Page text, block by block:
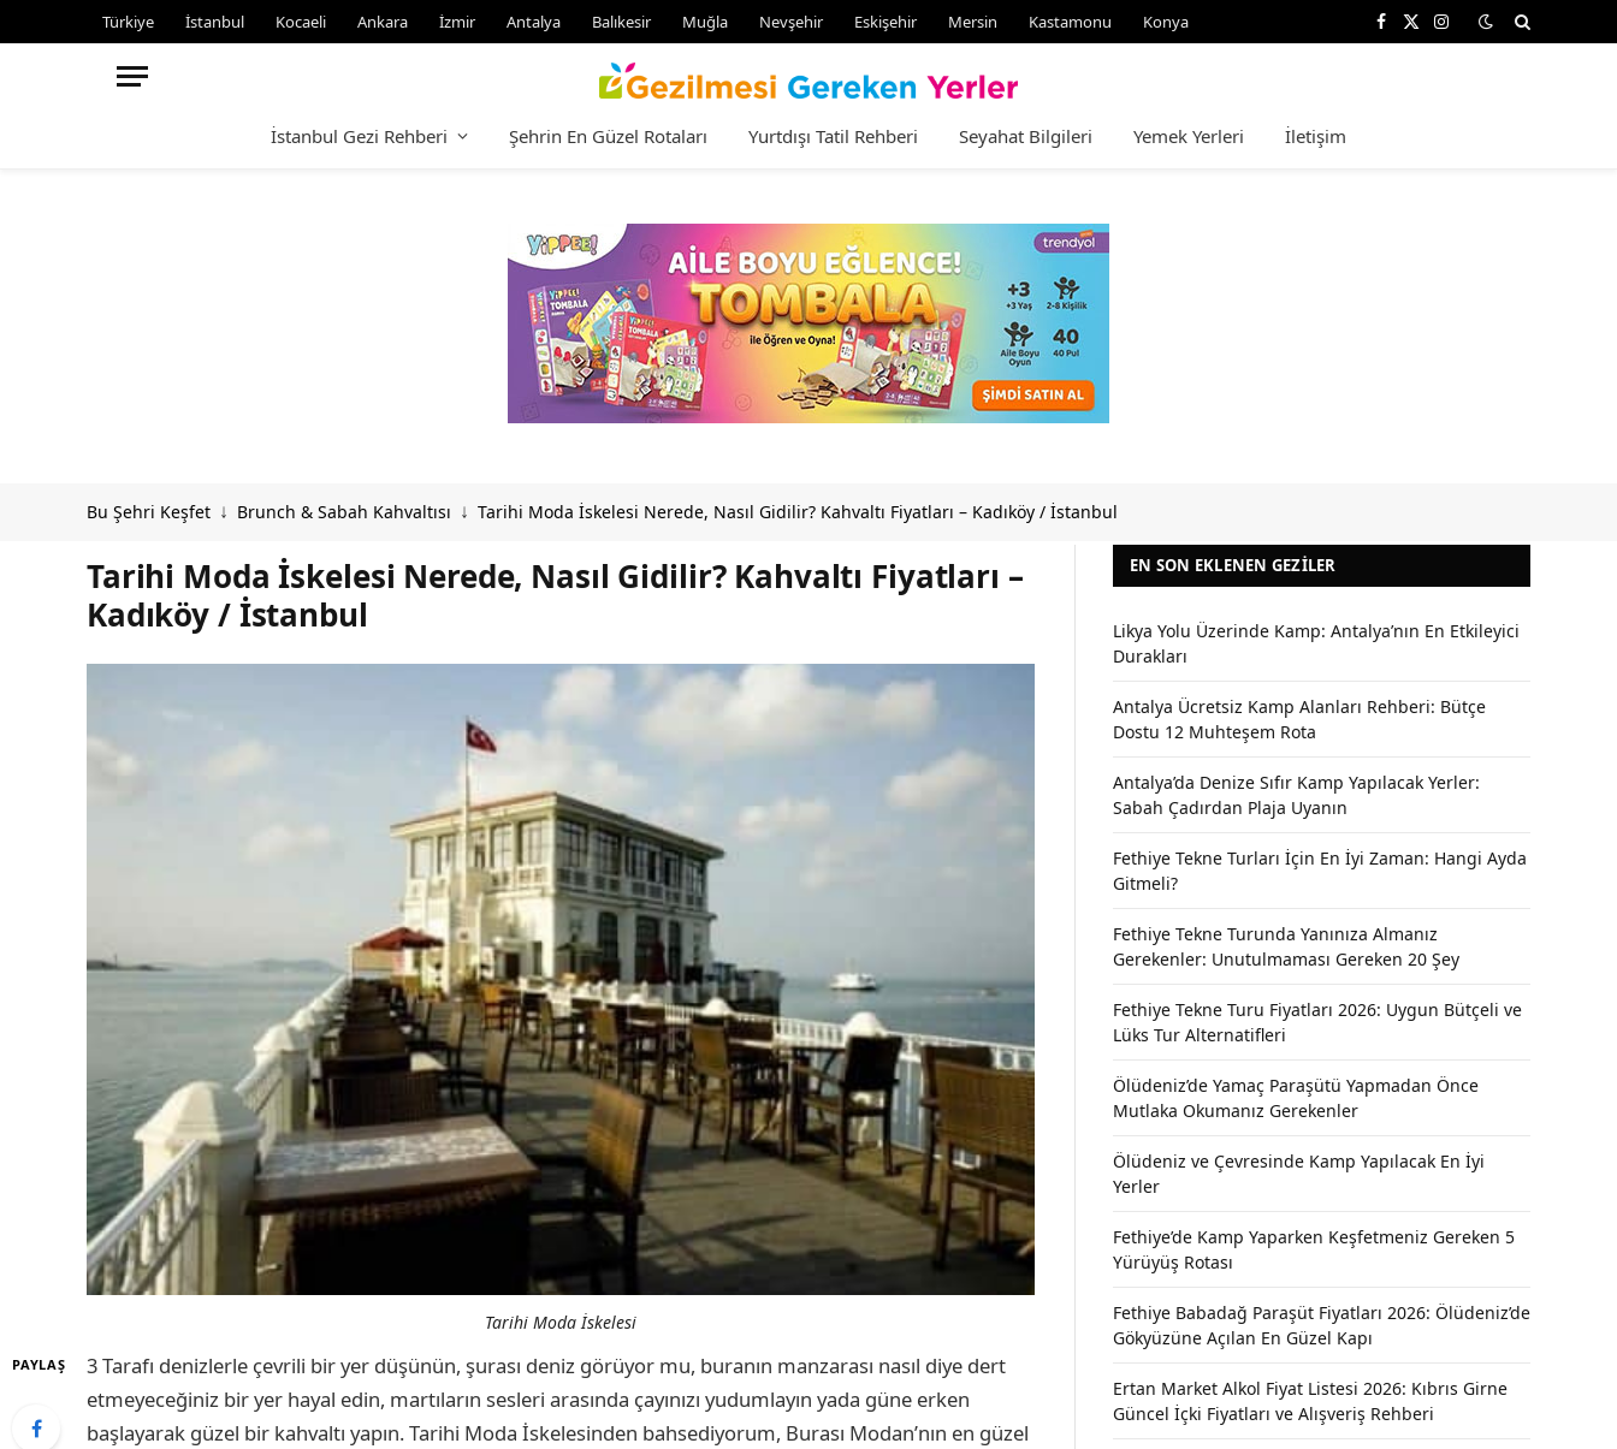
Türkiye İstanbul Kocaeli Ankara İzmir Antalya Balıkesir Muğla Nevşehir Eskişehir Mersin Kastamonu Konya Facebook
X
Instagram
İstanbul Gezi Rehberi Şehrin En Güzel Rotaları Yurtdışı Tatil Rehberi Seyahat Bilgileri Yemek Yerleri İletişim
Bu Şehri Keşfet ↓ Brunch & Sabah Kahvaltısı ↓ Tarihi Moda İskelesi Nerede, Nasıl Gidilir? Kahvaltı Fiyatları – Kadıköy / İstanbul
Tarihi Moda İskelesi Nerede, Nasıl Gidilir? Kahvaltı Fiyatları –
Kadıköy / İstanbul
Tarihi Moda İskelesi
PAYLAŞ
3 Tarafı denizlerle çevrili bir yer düşünün, şurası deniz görüyor mu, buranın manzarası nasıl diye dert
etmeyeceğiniz bir yer hayal edin, martıların sesleri arasında çayınızı yudumlayın yada güne erken
başlayarak güzel bir kahvaltı yapın. Tarihi Moda İskelesinden bahsediyorum, Burası Modan’nın en güzel
EN SON EKLENEN GEZILER
Likya Yolu Üzerinde Kamp: Antalya’nın En Etkileyici
Durakları
Antalya Ücretsiz Kamp Alanları Rehberi: Bütçe
Dostu 12 Muhteşem Rota
Antalya’da Denize Sıfır Kamp Yapılacak Yerler:
Sabah Çadırdan Plaja Uyanın
Fethiye Tekne Turları İçin En İyi Zaman: Hangi Ayda
Gitmeli?
Fethiye Tekne Turunda Yanınıza Almanız
Gerekenler: Unutulmaması Gereken 20 Şey
Fethiye Tekne Turu Fiyatları 2026: Uygun Bütçeli ve
Lüks Tur Alternatifleri
Ölüdeniz’de Yamaç Paraşütü Yapmadan Önce
Mutlaka Okumanız Gerekenler
Ölüdeniz ve Çevresinde Kamp Yapılacak En İyi
Yerler
Fethiye’de Kamp Yaparken Keşfetmeniz Gereken 5
Yürüyüş Rotası
Fethiye Babadağ Paraşüt Fiyatları 2026: Ölüdeniz’de
Gökyüzüne Açılan En Güzel Kapı
Ertan Market Alkol Fiyat Listesi 2026: Kıbrıs Girne
Güncel İçki Fiyatları ve Alışveriş Rehberi